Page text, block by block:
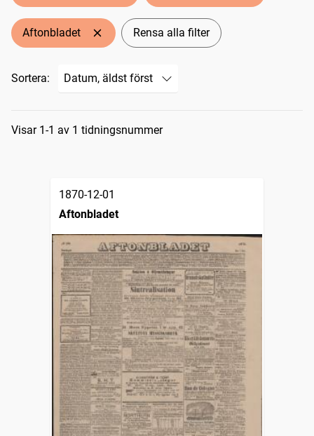
Aftonbladet Rensa alla filter
Sortera:
Sökresultat
Visar 1-1 av 1 tidningsnummer
1870-12-01
Aftonbladet